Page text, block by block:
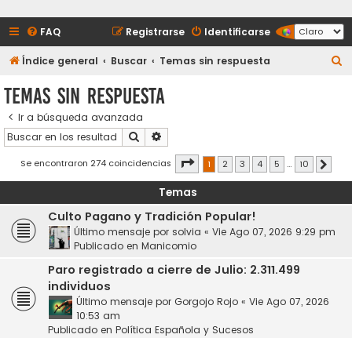
FAQ Identificarse
Registrarse
Índice general Buscar Temas sin respuesta
Temas sin respuesta
Ir a búsqueda avanzada
Buscar
Se encontraron 274 coincidencias Página de 10
1 2 3 4 5 … 10
Temas
Culto Pagano y Tradición Popular!
Último mensaje por solvia « Vie Ago 07, 2026 9:29 pm
Publicado en Manicomio
Paro registrado a cierre de Julio: 2.311.499
individuos
Último mensaje por Gorgojo Rojo « Vie Ago 07, 2026
10:53 am
Publicado en Política Española y Sucesos